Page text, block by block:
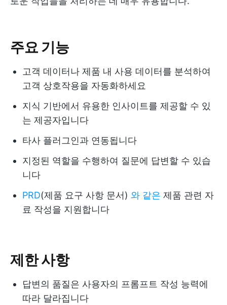
주요 기능
고객 데이터나 제품 내 사용 데이터를 분석하여
고객 상호작용을 자동화하세요
지식 기반에서 유용한 인사이트를 제공할 수 있
는 제공자입니다
타사 플러그인과 연동됩니다
지정된 역할을 수행하여 질문에 답변할 수 있습
니다
PRD(제품 요구 사항 문서) 와 같은 제품 관련 자
료 작성을 지원합니다
제한 사항
답변의 품질은 사용자의 프롬프트 작성 능력에
따라 달라집니다